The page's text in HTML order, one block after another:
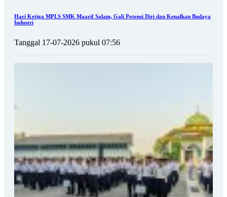
Hari Ketiga MPLS SMK Maarif Salam, Gali Potensi Diri dan Kenalkan Budaya
Industri
Tanggal 17-07-2026 pukul 07:56